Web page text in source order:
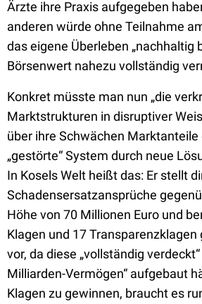
Ärzte ihre Praxis aufgegeben
anderen würde ohne Teilnahme
das eigene Überleben „nachhaltig
Börsenwert nahezu vollständig
Konkret müsste man nun „die
Marktstrukturen in disruptiver
über ihre Schwächen
„gestörte“ System durch neue
In Kosels Welt heißt das: Er stellt
Schadensersatzansprüche
Höhe von 70 Millionen Euro und
Klagen und 17 Transparenzklagen
vor, da diese „vollständig
Milliarden-Vermögen“ aufgebaut
Klagen zu gewinnen, braucht es